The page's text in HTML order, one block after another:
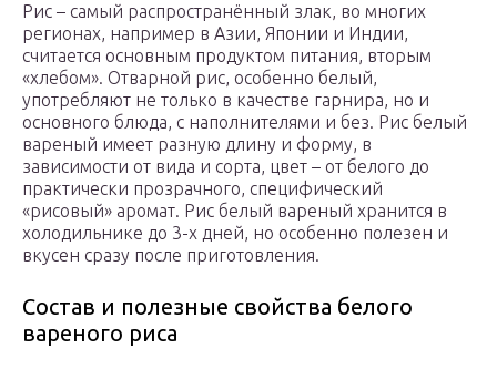
Рис – самый распространённый злак, во многих
регионах, например в Азии, Японии и Индии,
считается основным продуктом питания, вторым
«хлебом». Отварной рис, особенно белый,
употребляют не только в качестве гарнира, но и
основного блюда, с наполнителями и без. Рис белый
вареный имеет разную длину и форму, в
зависимости от вида и сорта, цвет – от белого до
практически прозрачного, специфический
«рисовый» аромат. Рис белый вареный хранится в
холодильнике до 3-х дней, но особенно полезен и
вкусен сразу после приготовления.
Состав и полезные свойства белого
вареного риса